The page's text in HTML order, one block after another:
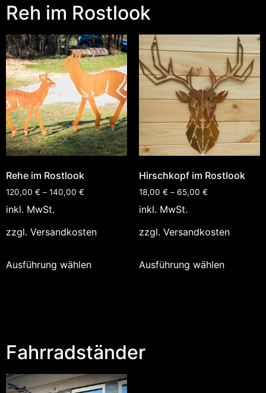
Reh im Rostlook
Rehe im Rostlook
120,00 € – 140,00 €
inkl. MwSt.
zzgl. Versandkosten
Ausführung wählen
Hirschkopf im Rostlook
18,00 € – 65,00 €
inkl. MwSt.
zzgl. Versandkosten
Ausführung wählen
Fahrradständer